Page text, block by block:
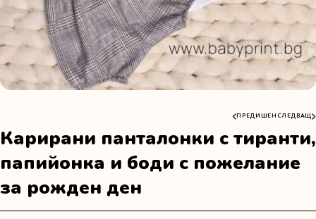
ПРЕДИШЕН СЛЕДВАЩ
Карирани панталонки с тиранти,
папийонка и боди с пожелание
за рожден ден